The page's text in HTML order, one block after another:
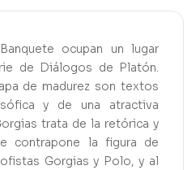
ocupan un lugar
de Diálogos de Platón.
de madurez son textos
y de una atractiva
trata de la retórica y
contrapone la figura de
Gorgias y Polo, y al